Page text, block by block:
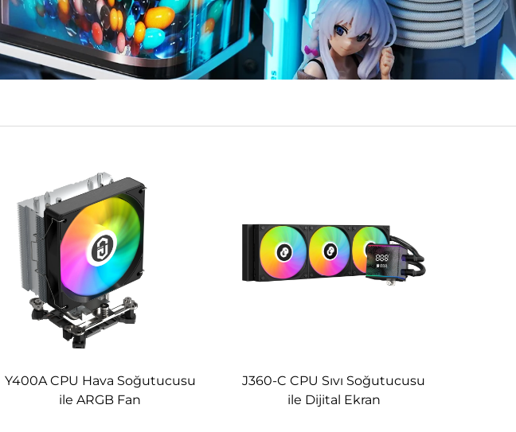
Y400A CPU Hava Soğutucusu
ile ARGB Fan
J360-C CPU Sıvı Soğutucusu
ile Dijital Ekran